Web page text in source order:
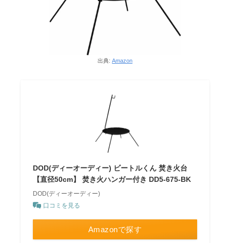
出典: Amazon
DOD(ディーオーディー) ビートルくん 焚き火台
【直径50cm】 焚き火ハンガー付き DD5-675-BK
DOD(ディーオーディー)
口コミを見る
Amazonで探す